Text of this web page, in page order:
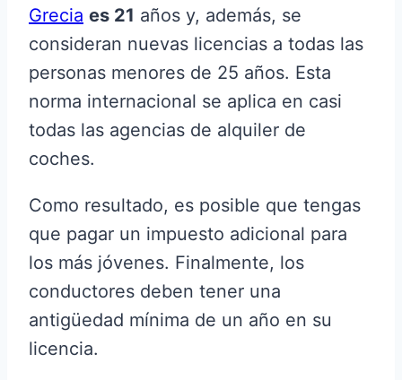
Grecia es 21 años y, además, se
consideran nuevas licencias a todas las
personas menores de 25 años. Esta
norma internacional se aplica en casi
todas las agencias de alquiler de
coches.
Como resultado, es posible que tengas
que pagar un impuesto adicional para
los más jóvenes. Finalmente, los
conductores deben tener una
antigüedad mínima de un año en su
licencia.